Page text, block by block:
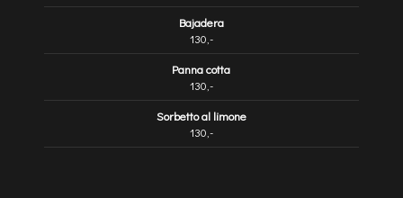
Bajadera
130,-
Panna cotta
130,-
Sorbetto al limone
130,-